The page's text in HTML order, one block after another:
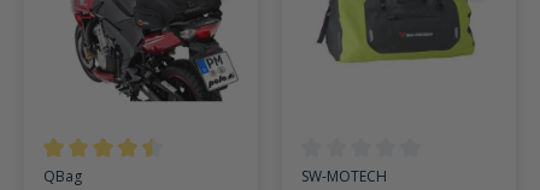
Durchschnittliche Bewertung von 4.6 von 5 Sternen
QBag Durchschnittliche Bewertung
SW-MOTECH